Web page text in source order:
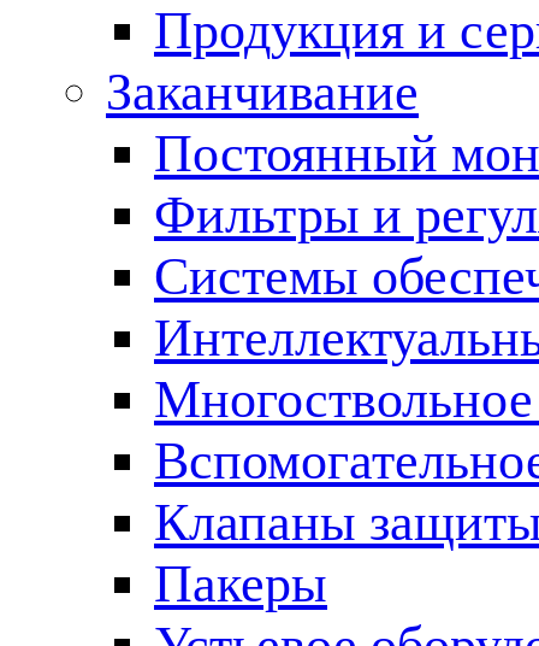
Продукция и
Заканчивание
Постоянный
Фильтры и
Cистемы
Клапаны
Пакеры